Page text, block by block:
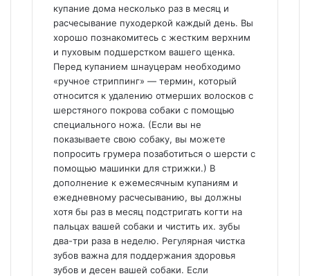
купание дома несколько раз в месяц и
расчесывание пуходеркой каждый день. Вы
хорошо познакомитесь с жестким верхним
и пуховым подшерстком вашего щенка.
Перед купанием шнауцерам необходимо
«ручное стриппинг» — термин, который
относится к удалению отмерших волосков с
шерстяного покрова собаки с помощью
специального ножа. (Если вы не
показываете свою собаку, вы можете
попросить грумера позаботиться о шерсти с
помощью машинки для стрижки.) В
дополнение к ежемесячным купаниям и
ежедневному расчесыванию, вы должны
хотя бы раз в месяц подстригать когти на
пальцах вашей собаки и чистить их. зубы
два-три раза в неделю. Регулярная чистка
зубов важна для поддержания здоровья
зубов и десен вашей собаки. Если